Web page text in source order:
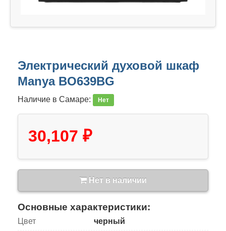
Электрический духовой шкаф
Manya BO639BG
Наличие в Самаре: Нет
30,107 ₽
Нет в наличии
Основные характеристики:
Цвет черный